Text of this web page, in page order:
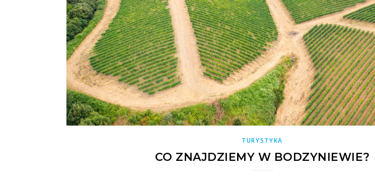
TURYSTYKA
CO ZNAJDZIEMY W BODZYNIEWIE?